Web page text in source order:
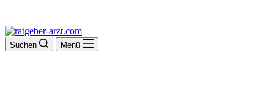
Suchen Menü